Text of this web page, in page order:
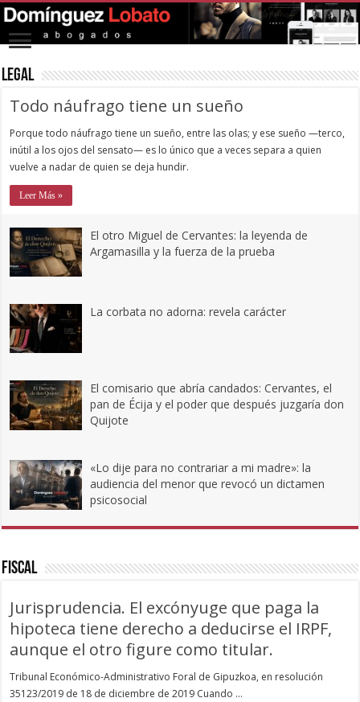
Legal
Todo náufrago tiene un sueño
Porque todo náufrago tiene un sueño, entre las olas; y ese sueño —terco,
inútil a los ojos del sensato— es lo único que a veces separa a quien
vuelve a nadar de quien se deja hundir.
Leer Más »
El otro Miguel de Cervantes: la leyenda de
Argamasilla y la fuerza de la prueba
La corbata no adorna: revela carácter
El comisario que abría candados: Cervantes, el
pan de Écija y el poder que después juzgaría don
Quijote
«Lo dije para no contrariar a mi madre»: la
audiencia del menor que revocó un dictamen
psicosocial
Fiscal
Jurisprudencia. El excónyuge que paga la
hipoteca tiene derecho a deducirse el IRPF,
aunque el otro figure como titular.
Tribunal Económico-Administrativo Foral de Gipuzkoa, en resolución
35123/2019 de 18 de diciembre de 2019 Cuando …